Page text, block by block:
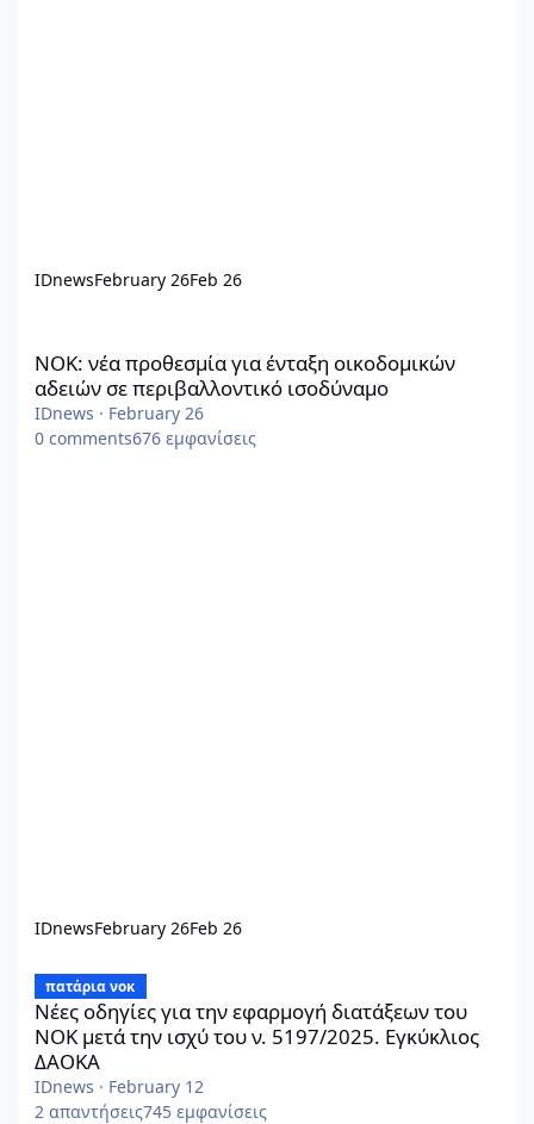
IDnewsFebruary 26Feb 26
ΝΟΚ: νέα προθεσμία για ένταξη οικοδομικών
αδειών σε περιβαλλοντικό ισοδύναμο
IDnews · February 26
0 comments676 εμφανίσεις
IDnewsFebruary 26Feb 26
Νέες οδηγίες για την εφαρμογή διατάξεων του ΝΟΚ μετά την
πατάρια νοκ
Νέες οδηγίες για την εφαρμογή διατάξεων του
ΝΟΚ μετά την ισχύ του ν. 5197/2025. Εγκύκλιος
ΔΑΟΚΑ
IDnews · February 12
2 απαντήσεις745 εμφανίσεις